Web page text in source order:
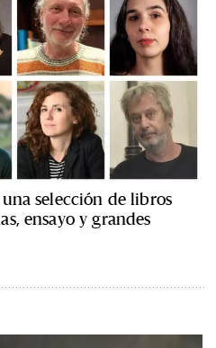
selección de libros
ensayo y grandes